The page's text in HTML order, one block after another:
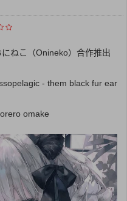
ねこ（Onineko）合作推出
- them black fur ear
omake